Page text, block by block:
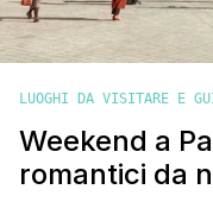
LUOGHI DA VISITARE E
Weekend a
romantici da